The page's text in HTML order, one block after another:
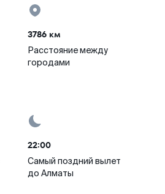
3786 км
Расстояние между
городами
22:00
Самый поздний вылет
до Алматы